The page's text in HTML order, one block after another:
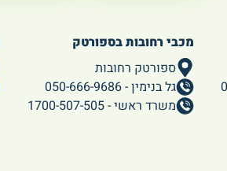
מכבי רחובות בספורטק
ספורטק רחובות
גל בנימין - 050-666-9686
משרד ראשי - 1700-507-505